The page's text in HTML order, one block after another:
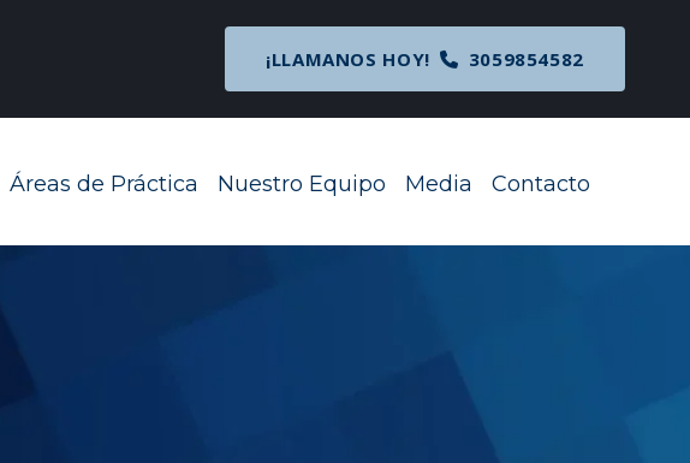
¡LLAMANOS HOY! 3059854582
Áreas de Práctica Toggle Menu
Nuestro Equipo Toggle Menu
Media Toggle Menu
Contacto